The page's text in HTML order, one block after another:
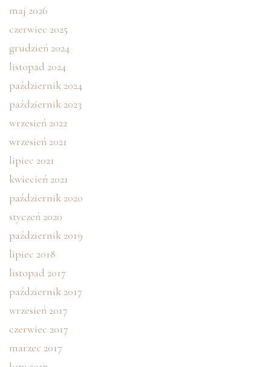
maj 2026
czerwiec 2025
grudzień 2024
listopad 2024
październik 2024
październik 2023
wrzesień 2022
wrzesień 2021
lipiec 2021
kwiecień 2021
październik 2020
styczeń 2020
październik 2019
lipiec 2018
listopad 2017
październik 2017
wrzesień 2017
czerwiec 2017
marzec 2017